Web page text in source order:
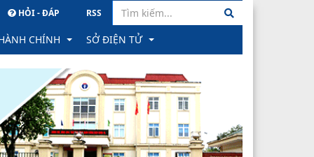
HỎI - ĐÁP RSS
CHÍNH
chính
trực tuyến
SỞ ĐIỆN TỬ
PM Quản lý văn bản & Hồ sơ công việc
Hệ thống Hồ sơ Quản lý sức khỏe cá nhân